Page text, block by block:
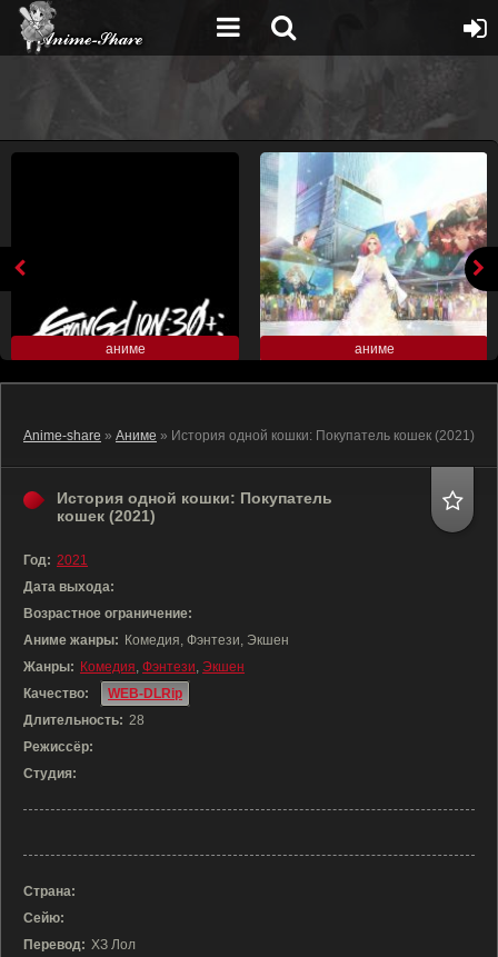
аниме аниме
Anime-share » Аниме » История одной кошки: Покупатель кошек (2021)
История одной кошки: Покупатель
кошек (2021)
Год: 2021
Дата выхода:
Возрастное ограничение:
Аниме жанры: Комедия, Фэнтези, Экшен
Жанры: Комедия, Фэнтези, Экшен
Качество:
WEB-DLRip
Длительность: 28
Режиссёр:
Студия:
Страна:
Сейю:
Перевод: ХЗ Лол